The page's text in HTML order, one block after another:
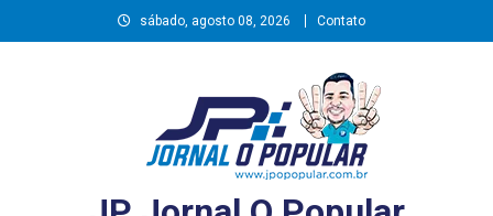
to
sábado, agosto 08, 2026 Contato